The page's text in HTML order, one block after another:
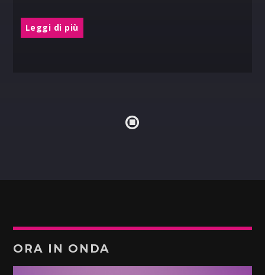
Leggi di più
ORA IN ONDA